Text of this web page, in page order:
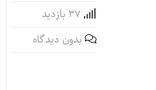
بدون دیدگاه